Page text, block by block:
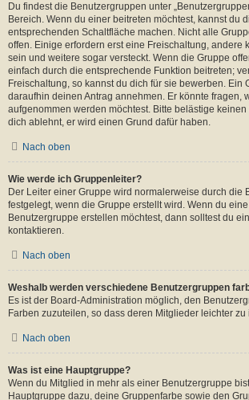
Du findest die Benutzergruppen unter
Bereich. Wenn du einer beitreten möchtest, kannst du
entsprechenden Schaltfläche machen. Nicht alle
offen. Einige erfordern erst eine Freischaltung, andere
sein und weitere sogar versteckt. Wenn die Gruppe
einfach durch die entsprechende Funktion beitreten;
Freischaltung, so kannst du dich für sie bewerben. Ein
daraufhin deinen Antrag annehmen. Er könnte fragen,
aufgenommen werden möchtest. Bitte belästige
dich ablehnt, er wird einen Grund dafür haben.
Nach oben
Wie werde ich Gruppenleiter?
Der Leiter einer Gruppe wird normalerweise durch die
festgelegt, wenn die Gruppe erstellt wird. Wenn du
Benutzergruppe erstellen möchtest, dann solltest du
kontaktieren.
Nach oben
Weshalb werden verschiedene Benutzergruppen
Es ist der Board-Administration möglich, den
Farben zuzuteilen, so dass deren Mitglieder leichter
Nach oben
Was ist eine Hauptgruppe?
Wenn du Mitglied in mehr als einer Benutzergruppe
Hauptgruppe dazu, deine Gruppenfarbe sowie den